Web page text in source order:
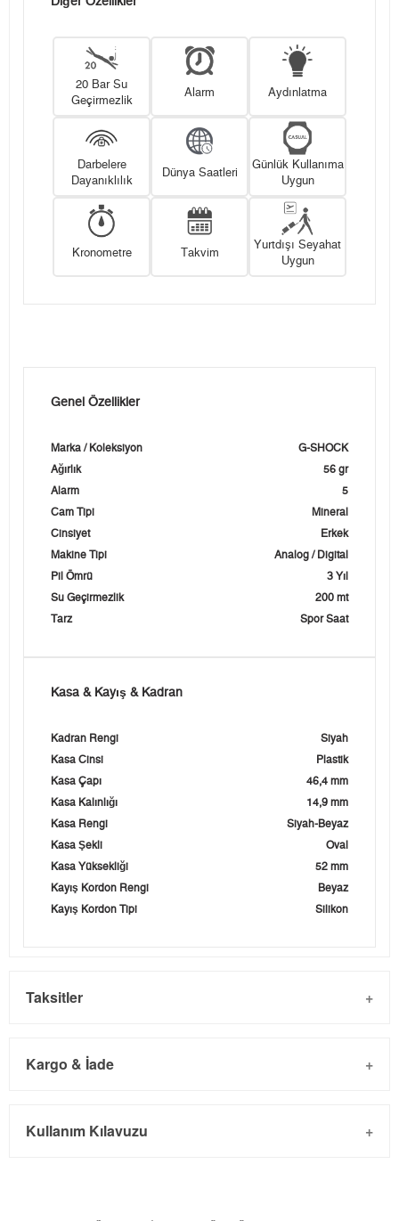
20 Bar Su
Geçirmezlik
Alarm Aydınlatma
Darbelere
Dayanıklılık
Dünya Saatleri
Günlük Kullanıma
Uygun
Kronometre Takvim
Yurtdışı Seyahat
Uygun
Genel Özellikler
Marka / Koleksiyon
G-SHOCK
Ağırlık
56 gr
Alarm
5
Cam Tipi
Mineral
Cinsiyet
Erkek
Makine Tipi
Analog / Digital
Pil Ömrü
3 Yıl
Su Geçirmezlik
200 mt
Tarz
Spor Saat
Kasa & Kayış & Kadran
Kadran Rengi
Siyah
Kasa Cinsi
Plastik
Kasa Çapı
46,4 mm
Kasa Kalınlığı
14,9 mm
Kasa Rengi
Siyah-Beyaz
Kasa Şekli
Oval
Kasa Yüksekliği
52 mm
Kayış Kordon Rengi
Beyaz
Kayış Kordon Tipi
Silikon
Taksitler
Kargo & İade
Kullanım Kılavuzu